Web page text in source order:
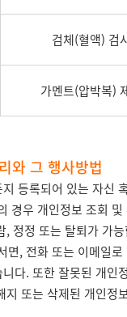
검체(혈액) 검
가멘트(압박복)
와 그 행사방법
등록되어 있는 자신
경우 개인정보 조회
정정 또는 탈퇴가 가
면, 전화 또는 이메일
다. 또한 잘못된 개
또는 삭제된 개인